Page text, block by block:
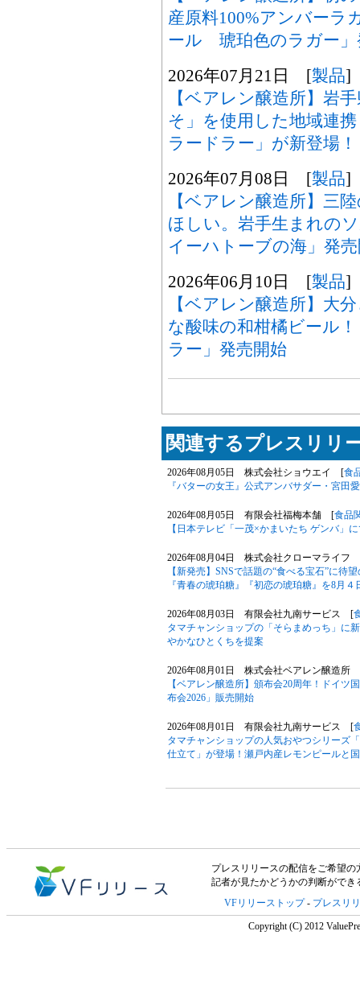
産原料100%アンバー
ール 琥珀色のラガー」
2026年07月21日 [製品]
【ベアレン醸造所】岩
そ」を使用した地域連
ラードラー」が新登場！
2026年07月08日 [製品]
【ベアレン醸造所】三
ほしい。岩手生まれの
イーハトーブの海」発
2026年06月10日 [製品]
【ベアレン醸造所】大
な酸味の和柑橘ビール
ラー」発売開始
関連するプレスリリ
2026年08月05日 株式会社ショウエイ [食
『バターの女王』公式アンバサダー・宮
2026年08月05日 有限会社福梅本舗 [食品
【日本テレビ「一茂×かまいたち ゲンバ」
2026年08月04日 株式会社クローマライフ
【新発売】SNSで話題の“食べる宝石”に待
『青春の琥珀糖』『初恋の琥珀糖』を8月４
2026年08月03日 有限会社九南サービス [
タマチャンショップの「そらまめっち」に
やかなひとくちを提案
2026年08月01日 株式会社ベアレン醸造所
【ベアレン醸造所】頒布会20周年！ドイ
布会2026」販売開始
2026年08月01日 有限会社九南サービス [
タマチャンショップの人気おやつシリーズ
仕立て」が登場！瀬戸内産レモンピールと
プレスリリースの配信をご希望の
記者が見たかどうかの判断がで
VFリリーストップ- プレスリ
Copyright (C) 2012